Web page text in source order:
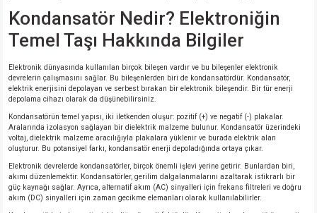
Kondansatör Nedir? Elektroniğin
Temel Taşı Hakkında Bilgiler
Elektronik dünyasında kullanılan birçok bileşen vardır ve bu bileşenler elektronik
devrelerin çalışmasını sağlar. Bu bileşenlerden biri de kondansatördür. Kondansatör,
elektrik enerjisini depolayan ve serbest bırakan bir elektronik bileşendir. Bir tür enerji
depolama cihazı olarak da düşünebilirsiniz.
Kondansatörün temel yapısı, iki iletkenden oluşur: pozitif (+) ve negatif (-) plakalar.
Aralarında izolasyon sağlayan bir dielektrik malzeme bulunur. Kondansatör üzerindeki
voltaj, dielektrik malzeme aracılığıyla plakalara yüklenir ve burada elektrik alan
oluşturur. Bu potansiyel farkı, kondansatör enerji depoladığında ortaya çıkar.
Elektronik devrelerde kondansatörler, birçok önemli işlevi yerine getirir. Bunlardan biri,
akımı düzenlemektir. Kondansatörler, gerilim dalgalanmalarını azaltarak istikrarlı bir
güç kaynağı sağlar. Ayrıca, alternatif akım (AC) sinyalleri için frekans filtreleri ve doğru
akım (DC) sinyalleri için zaman gecikme elemanları olarak kullanılabilirler.